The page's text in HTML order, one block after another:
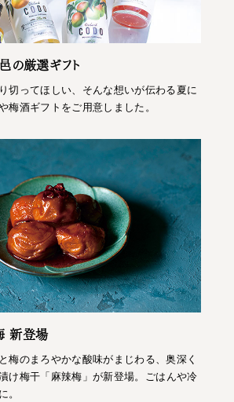
の厳選ギフト
切ってほしい、そんな想いが伝わる夏に
梅酒ギフトをご用意しました。
新登場
梅のまろやかな酸味がまじわる、奥深く
け梅干「麻辣梅」が新登場。ごはんや冷